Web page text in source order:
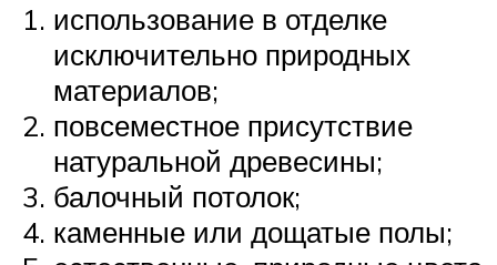
использование в отделке
исключительно природных
материалов;
повсеместное присутствие
натуральной древесины;
балочный потолок;
каменные или дощатые полы;